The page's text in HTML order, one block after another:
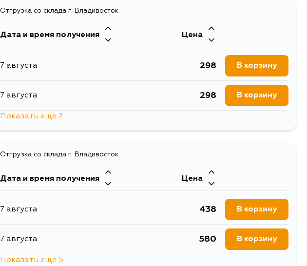
Отгрузка со склада г. Владивосток
Дата и время получения Цена
7 августа 298 В корзину
7 августа 298 В корзину
10 августа
10 августа 1106
12 августа 355 В корзину
14 августа 298 В корзину
Показать еще 7
Отгрузка со склада г. Владивосток
Дата и время получения Цена
7 августа 438 В корзину
7 августа 580 В корзину
Показать еще 5